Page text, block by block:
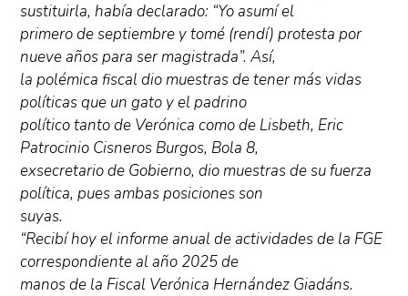
sustituirla, había declarado: “Yo asumí el
primero de septiembre y tomé (rendí) protesta por
nueve años para ser magistrada”. Así,
la polémica fiscal dio muestras de tener más vidas
políticas que un gato y el padrino
político tanto de Verónica como de Lisbeth, Eric
Patrocinio Cisneros Burgos, Bola 8,
exsecretario de Gobierno, dio muestras de su fuerza
política, pues ambas posiciones son
suyas.
“Recibí hoy el informe anual de actividades de la FGE
correspondiente al año 2025 de
manos de la Fiscal Verónica Hernández Giadáns.